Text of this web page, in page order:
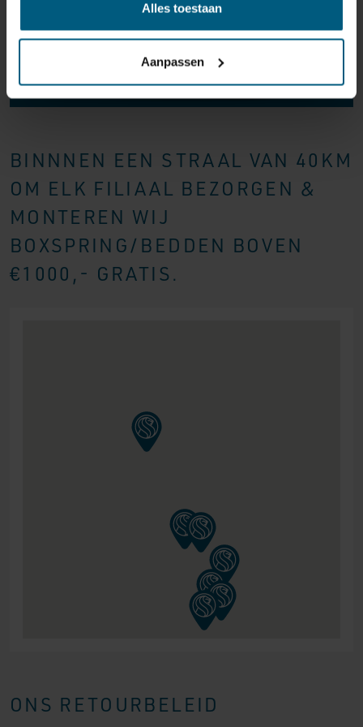
Alles toestaan
Aanpassen
BINNNEN EEN STRAAL VAN 40KM
OM ELK FILIAAL BEZORGEN &
MONTEREN WIJ
BOXSPRING/BEDDEN BOVEN
€1000,- GRATIS.
ONS RETOURBELEID